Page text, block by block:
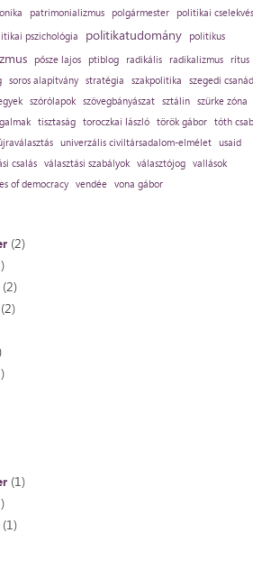
patrimonializmus polgármester
politikai
pszichológia politikatudomány
politikus
pősze lajos ptiblog radikális radikalizmus
rítus
soros alapítvány stratégia szakpolitika
szegedi
szórólapok szövegbányászat sztálin
szürke zóna
tisztaság toroczkai lászló török gábor tóth
univerzális civiltársadalom-elmélet
usaid
csalás választási szabályok választójog vallások
of democracy vendée vona gábor
(2)
(1)